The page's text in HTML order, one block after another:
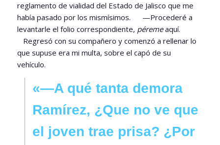
reglamento de vialidad del Estado de Jalisco que me
había pasado por los mismísimos. —Procederé a
levantarle el folio correspondiente, péremeaquí.
Regresó con su compañero y comenzó a rellenar lo
que supuse era mi multa, sobre el capó de su
vehículo.
«—A qué tanta demora
Ramírez, ¿Que no ve que
el joven trae prisa? ¿Por